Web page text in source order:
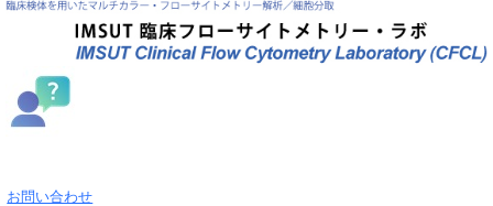
お問い合わせ